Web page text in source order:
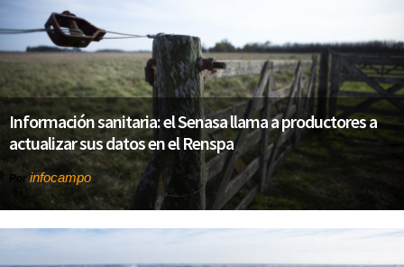
Información sanitaria: el Senasa llama a productores a
actualizar sus datos en el Renspa
Por infocampo